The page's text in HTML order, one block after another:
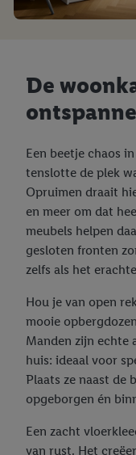
De
Een beetje chaos
tenslotte de plek
Opruimen draait
en meer om dat
meubels helpen
gesloten fronten
zelfs als het
Hou je van open
mooie
Manden zijn echte
huis: ideaal voor
Plaats ze naast de
opgeborgen én
Een zacht
van rust. Het